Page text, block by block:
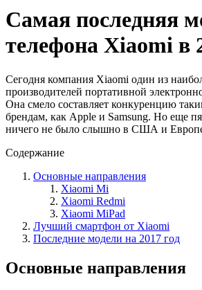
Самая последняя
телефона Хiaomi в
Сегодня компания Xiaomi один из
производителей портативной
Она смело составляет конкуренцию
брендам, как Apple и Samsung. Но еще
ничего не было слышно в США и
Содержание
Основные направления
Xiaomi Mi
Xiaomi Redmi
Xiaomi MiPad
Лучший смартфон от Xiaomi
Последние модели на 2017 год
Основные направления